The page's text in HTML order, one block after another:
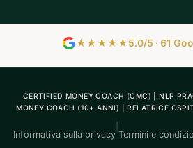
★★★★★5.0/5 · 61
CERTIFIED MONEY COACH (CMC) | NLP
MONEY COACH (10+ ANNI) | RELATRICE
Informativa sulla privacy Termini e